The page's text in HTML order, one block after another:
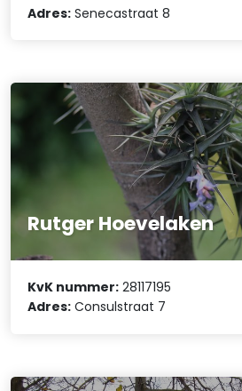
Adres: Senecastraat 8
Rutger Hoevelaken
KvK nummer: 28117195
Adres: Consulstraat 7